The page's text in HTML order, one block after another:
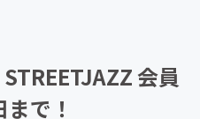
会員
で！